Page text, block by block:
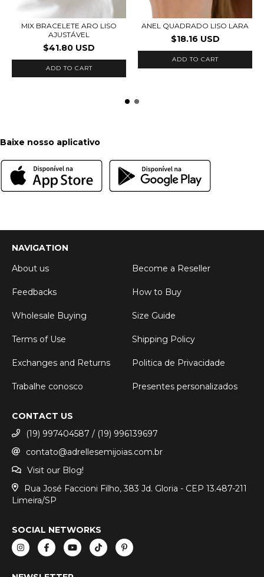
MIX BRACELETE ARO LISO
AJUSTÁVEL
$41.80 USD
ANEL QUADRADO LISO LARA
$18.16 USD
ADD TO CART
Baixe nosso aplicativo
NAVIGATION
About us
Become a Reseller
Feedbacks How to Buy
Wholesale Buying Size Guide
Terms of Use Shipping Policy
Exchanges and Returns Politica de Privacidade
Trabalhe conosco Presentes personalizados
CONTACT US
(19) 997404587 / (19) 996139697
contato@adrellesemijoias.com.br
Visit our Blog!
Rua José Faccioni Filho, 383 Jd. Gloria - CEP 13.487-211
Limeira/SP
SOCIAL NETWORKS